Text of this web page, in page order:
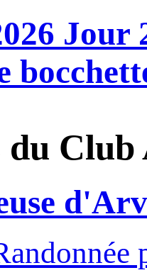
du Club